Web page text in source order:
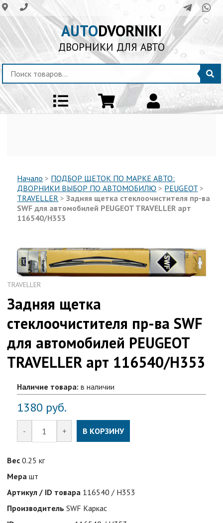
AUTODVORNIKI
ДВОРНИКИ ДЛЯ АВТО
Начало > ПОДБОР ЩЕТОК ПО МАРКЕ АВТО:
ДВОРНИКИ ВЫБОР ПО АВТОМОБИЛЮ > PEUGEOT >
TRAVELLER >Задняя щетка стеклоочистителя пр-ва
SWF для автомобилей PEUGEOT TRAVELLER арт
116540/H353
TRAVELLER
Задняя щетка
стеклоочистителя пр-ва SWF
для автомобилей PEUGEOT
TRAVELLER арт 116540/H353
Наличие товара: в наличии
1380 руб.
- + В КОРЗИНУ
Вес 0.25 кг
Мера шт
Артикул / ID товара 116540 / H353
Производитель SWF Каркас